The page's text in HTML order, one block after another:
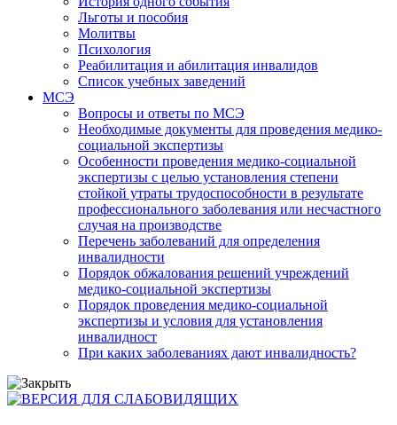
Льготы и пособия
Молитвы
Психология
Реабилитация и абилитация инвалидов
Список учебных заведений
МСЭ
Вопросы и ответы по МСЭ
Необходимые документы для проведения медико-
социальной экспертизы
Особенности проведения медико-социальной
экспертизы с целью установления степени
стойкой утраты трудоспособности в результате
профессионального заболевания или несчастного
случая на производстве
Перечень заболеваний для определения
инвалидности
Порядок обжалования решений учреждений
медико-социальной экспертизы
Порядок проведения медико-социальной
экспертизы и условия для установления
инвалидност
При каких заболеваниях дают инвалидность?